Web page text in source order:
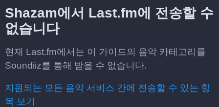
Shazam에서 Last.fm에 전송할 수
없습니다
현재 Last.fm에서는 이 가이드의 음악 카테고리를
Soundiiz를 통해 받을 수 없습니다.
지원되는 모든 음악 서비스 간에 전송할 수 있는 항
목 보기